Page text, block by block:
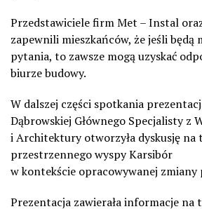
Przedstawiciele firm Met – Instal
zapewnili mieszkańców, że jeśli będą
pytania, to zawsze mogą uzyskać
biurze budowy.
W dalszej części spotkania
Dąbrowskiej Głównego Specjalisty z
i Architektury otworzyła dyskusję na
przestrzennego wyspy Karsibór
w kontekście opracowywanej zmiany
Prezentacja zawierała informacje na